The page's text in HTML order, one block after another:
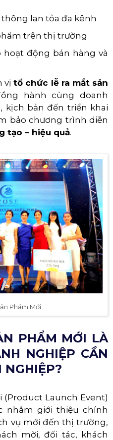
lan tỏa đa kênh
trên thị trường
động bán hàng và
vịtổ chức lễ ra mắt sản
hành cùng doanh
kịch bản đến triển khai
bảo chương trình diễn
tạo – hiệu quả.
Phẩm Mới
PHẨM MỚI LÀ
NGHIỆP CẦN
NGHIỆP?
(Product Launch Event)
nhằm giới thiệu chính
vụ mới đến thị trường,
mời, đối tác, khách